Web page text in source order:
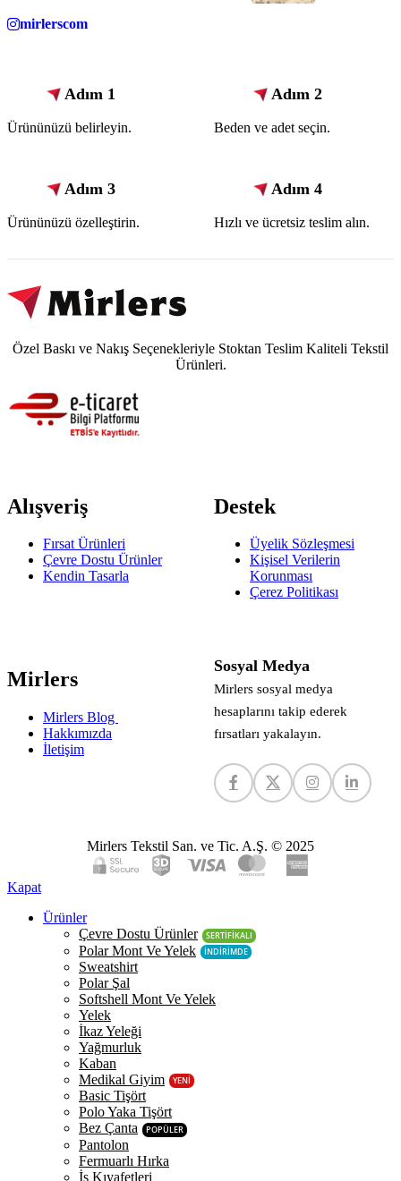
mirlerscom
Adım 1
Ürününüzü belirleyin.
Adım 2
Beden ve adet seçin.
Adım 3
Ürününüzü özelleştirin.
Adım 4
Hızlı ve ücretsiz teslim alın.
Özel Baskı ve Nakış Seçenekleriyle Stoktan Teslim Kaliteli Tekstil
Ürünleri.
Alışveriş
Fırsat Ürünleri
Çevre Dostu Ürünler
Kendin Tasarla
Destek
Üyelik Sözleşmesi
Kişisel Verilerin
Korunması
Çerez Politikası
Mirlers
Mirlers Blog
Hakkımızda
İletişim
Sosyal Medya
Mirlers sosyal medya
hesaplarını takip ederek
fırsatları yakalayın.
Mirlers Tekstil San. ve Tic. A.Ş. © 2025
Kapat
Ürünler
Çevre Dostu Ürünler
SERTİFİKALI
Polar Mont Ve Yelek İNDİRİMDE
Sweatshirt
Polar Şal
Softshell Mont Ve Yelek
Yelek
İkaz Yeleği
Yağmurluk
Kaban
Medikal Giyim
YENİ
Basic Tişört
Polo Yaka Tişört
Bez Çanta
POPÜLER
Pantolon
Fermuarlı Hırka
İş Kıyafetleri